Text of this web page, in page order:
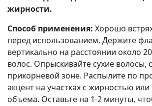
жирности.
Способ применения: Хорошо
перед использованием. Держите
вертикально на расстоянии около
волос. Опрыскивайте сухие волосы,
прикорневой зоне. Распылите по
акцент на участках с жирностью или
объема. Оставьте на 1-2 минуты,